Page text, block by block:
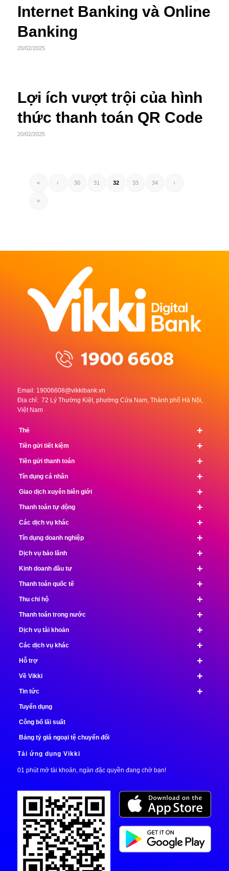
Internet Banking và Online
Banking
20/02/2025
Lợi ích vượt trội của hình
thức thanh toán QR Code
20/02/2025
« ‹ 30 31 32 33 34 ›
»
Email: 19006608@vikkibank.vn
Địa chỉ: 72 Lý Thường Kiệt, phường Cửa Nam, Thành phố Hà Nội,
Việt Nam
+
Thẻ
+
Tiền gửi tiết kiệm
+
Tiền gửi thanh toán
+
Tín dụng cá nhân
+
Giao dịch xuyên biên giới
+
Thanh toán tự động
+
Các dịch vụ khác
+
Tín dụng doanh nghiệp
+
Dịch vụ bảo lãnh
+
Kinh doanh đầu tư
+
Thanh toán quốc tế
+
Thu chi hộ
+
Thanh toán trong nước
+
Dịch vụ tài khoản
+
Các dịch vụ khác
+
Hỗ trợ
+
Về Vikki
+
Tin tức
Tuyển dụng
Công bố lãi suất
Bảng tỷ giá ngoại tệ chuyển đổi
Tải ứng dụng Vikki
01 phút mở tài khoản, ngàn đặc quyền đang chờ bạn!